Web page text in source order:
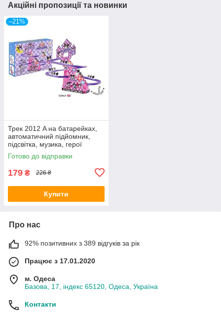
Акційні пропозиції та новинки
–21%
Трек 2012 A на батарейках,
автоматичний підйомник,
підсвітка, музика, герої
Готово до відправки
179 ₴ 226 ₴
Купити
Про нас
92% позитивних з 389 відгуків за рік
Працює з 17.01.2020
м. Одеса
Базова, 17, індекс 65120, Одеса, Україна
Контакти